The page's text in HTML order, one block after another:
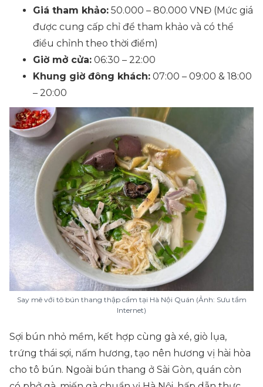
Giá tham khảo: 50.000 – 80.000 VNĐ (Mức giá
được cung cấp chỉ để tham khảo và có thể
điều chỉnh theo thời điểm)
Giờ mở cửa: 06:30 – 22:00
Khung giờ đông khách: 07:00 – 09:00 & 18:00
– 20:00
Say mê với tô bún thang thập cẩm tại Hà Nội Quán (Ảnh: Sưu tầm
Internet)
Sợi bún nhỏ mềm, kết hợp cùng gà xé, giò lụa,
trứng thái sợi, nấm hương, tạo nên hương vị hài hòa
cho tô bún. Ngoài bún thang ở Sài Gòn, quán còn